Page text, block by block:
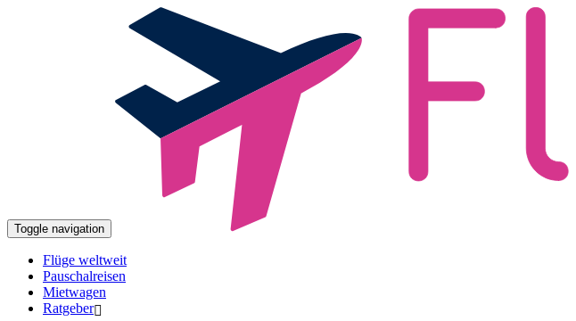
Toggle navigation
Flüge weltweit
Pauschalreisen
Mietwagen
Ratgeber